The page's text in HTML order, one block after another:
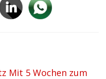
Mit 5 Wochen zum